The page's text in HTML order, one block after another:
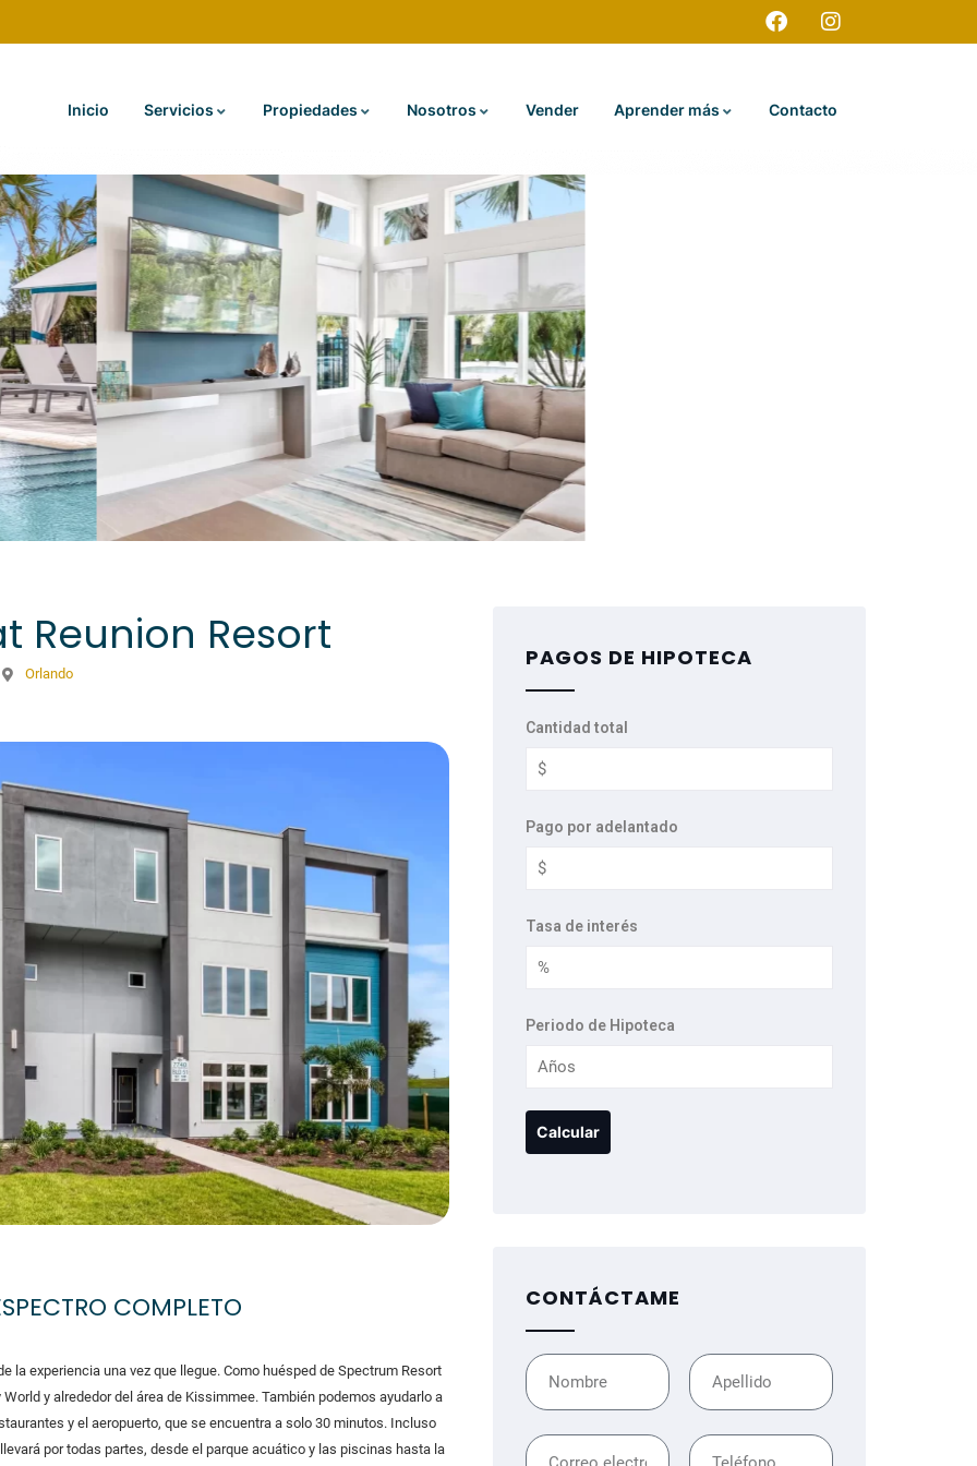
Inicio Servicios Propiedades Nosotros Vender Aprender más Contacto
Reunion Resort
Orlando
COMPLETO
experiencia una vez que llegue. Como huésped de Spectrum Resort
y alrededor del área de Kissimmee. También podemos ayudarlo a
y el aeropuerto, que se encuentra a solo 30 minutos. Incluso
por todas partes, desde el parque acuático y las piscinas hasta la
PAGOS DE HIPOTECA
Cantidad total
Pago por adelantado
Tasa de interés
Periodo de Hipoteca
CONTÁCTAME